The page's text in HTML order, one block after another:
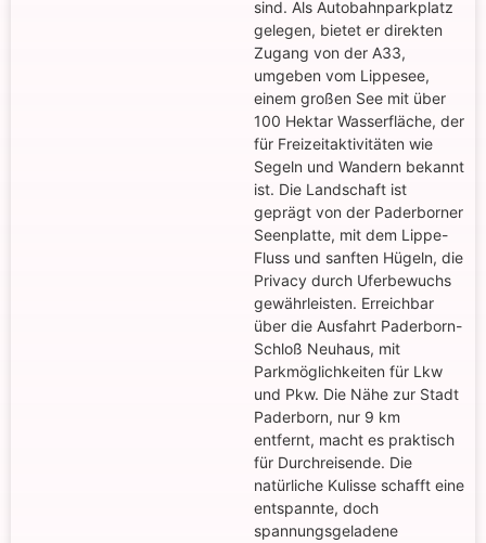
sind. Als Autobahnparkplatz
gelegen, bietet er direkten
Zugang von der A33,
umgeben vom Lippesee,
einem großen See mit über
100 Hektar Wasserfläche, der
für Freizeitaktivitäten wie
Segeln und Wandern bekannt
ist. Die Landschaft ist
geprägt von der Paderborner
Seenplatte, mit dem Lippe-
Fluss und sanften Hügeln, die
Privacy durch Uferbewuchs
gewährleisten. Erreichbar
über die Ausfahrt Paderborn-
Schloß Neuhaus, mit
Parkmöglichkeiten für Lkw
und Pkw. Die Nähe zur Stadt
Paderborn, nur 9 km
entfernt, macht es praktisch
für Durchreisende. Die
natürliche Kulisse schafft eine
entspannte, doch
spannungsgeladene